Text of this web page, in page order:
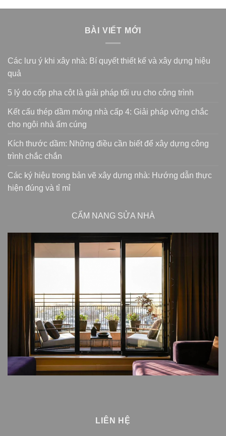
BÀI VIẾT MỚI
Các lưu ý khi xây nhà: Bí quyết thiết kế và xây dựng hiệu
quả
5 lý do cốp pha cột là giải pháp tối ưu cho công trình
Kết cấu thép dầm móng nhà cấp 4: Giải pháp vững chắc
cho ngôi nhà ấm cúng
Kích thước dầm: Những điều cần biết để xây dựng công
trình chắc chắn
Các ký hiệu trong bản vẽ xây dựng nhà: Hướng dẫn thực
hiện đúng và tỉ mỉ
CẨM NANG SỬA NHÀ
LIÊN HỆ